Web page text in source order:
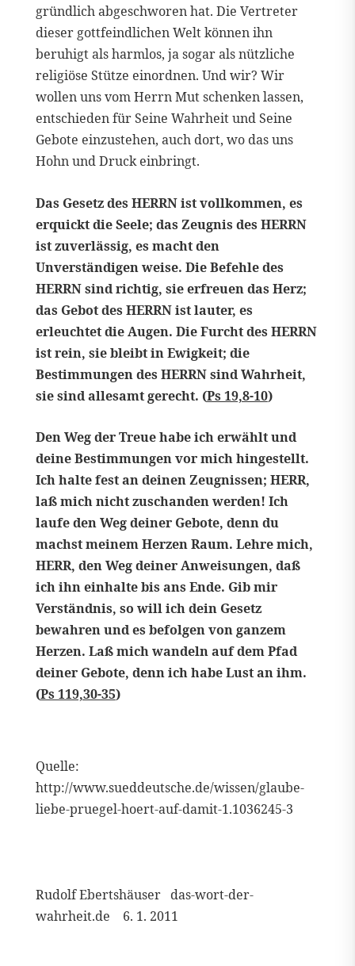
gründlich abgeschworen hat. Die Vertreter
dieser gottfeindlichen Welt können ihn
beruhigt als harmlos, ja sogar als nützliche
religiöse Stütze einordnen. Und wir? Wir
wollen uns vom Herrn Mut schenken lassen,
entschieden für Seine Wahrheit und Seine
Gebote einzustehen, auch dort, wo das uns
Hohn und Druck einbringt.
Das Gesetz des HERRN ist vollkommen, es
erquickt die Seele; das Zeugnis des HERRN
ist zuverlässig, es macht den
Unverständigen weise. Die Befehle des
HERRN sind richtig, sie erfreuen das Herz;
das Gebot des HERRN ist lauter, es
erleuchtet die Augen. Die Furcht des HERRN
ist rein, sie bleibt in Ewigkeit; die
Bestimmungen des HERRN sind Wahrheit,
sie sind allesamt gerecht. (Ps 19,8-10)
Den Weg der Treue habe ich erwählt und
deine Bestimmungen vor mich hingestellt.
Ich halte fest an deinen Zeugnissen; HERR,
laß mich nicht zuschanden werden! Ich
laufe den Weg deiner Gebote, denn du
machst meinem Herzen Raum. Lehre mich,
HERR, den Weg deiner Anweisungen, daß
ich ihn einhalte bis ans Ende. Gib mir
Verständnis, so will ich dein Gesetz
bewahren und es befolgen von ganzem
Herzen. Laß mich wandeln auf dem Pfad
deiner Gebote, denn ich habe Lust an ihm.
(Ps 119,30-35)
Quelle:
http://www.sueddeutsche.de/wissen/glaube-
liebe-pruegel-hoert-auf-damit-1.1036245-3
Rudolf Ebertshäuser das-wort-der-
wahrheit.de 6. 1. 2011